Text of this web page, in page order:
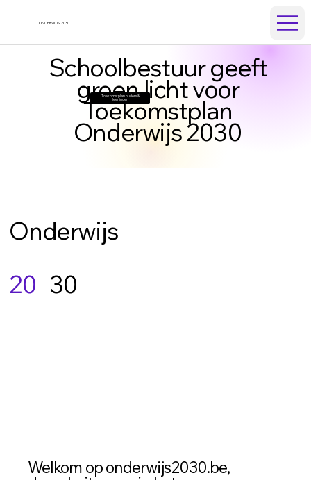
ONDERWIJS 2030
Schoolbestuur geeft
groen licht voor
Toekomstplan
Onderwijs 2030
Toekomstplan ouders &
leerlingen
Onderwijs
20 30
Welkom op onderwijs2030.be,